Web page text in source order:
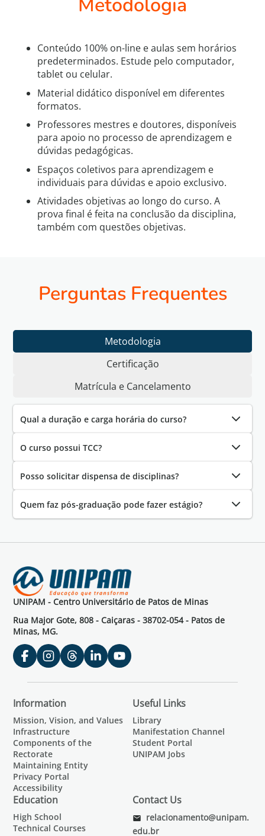
Conteúdo 100% on-line e aulas sem horários
predeterminados. Estude pelo computador,
tablet ou celular.
Material didático disponível em diferentes
formatos.
Professores mestres e doutores, disponíveis
para apoio no processo de aprendizagem e
dúvidas pedagógicas.
Espaços coletivos para aprendizagem e
individuais para dúvidas e apoio exclusivo.
Atividades objetivas ao longo do curso. A
prova final é feita na conclusão da disciplina,
também com questões objetivas.
Perguntas Frequentes
Metodologia
Certificação
Matrícula e Cancelamento
Qual a duração e carga horária do curso?
O curso possui TCC?
Posso solicitar dispensa de disciplinas?
Quem faz pós-graduação pode fazer estágio?
UNIPAM - Centro Universitário de Patos de Minas
Rua Major Gote, 808 - Caiçaras - 38702-054 - Patos de
Minas, MG.
Information
Mission, Vision, and Values
Infrastructure
Components of the
Rectorate
Maintaining Entity
Privacy Portal
Accessibility
Useful Links
Library
Manifestation Channel
Student Portal
UNIPAM Jobs
Education
High School
Technical Courses
Contact Us
relacionamento@unipam.
edu.br